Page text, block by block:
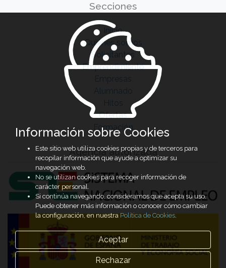
Secciones
Inicio
Quiénes somos
Solicitantes
Emprendimiento
Empresas
Alumnado
Hitos
Ofertas
Formación
Agencia autorizada
Información sobre Cookies
Este sitio web utiliza cookies propias y de terceros para
recopilar información que ayude a optimizar su
navegación web.
No se utilizan cookies para recoger información de
carácter personal.
Si continúa navegando, consideramos que acepta su uso.
Puede obtener más información o conocer cómo cambiar
la configuración, en nuestraPolítica de Cookies.
Aceptar
Rechazar